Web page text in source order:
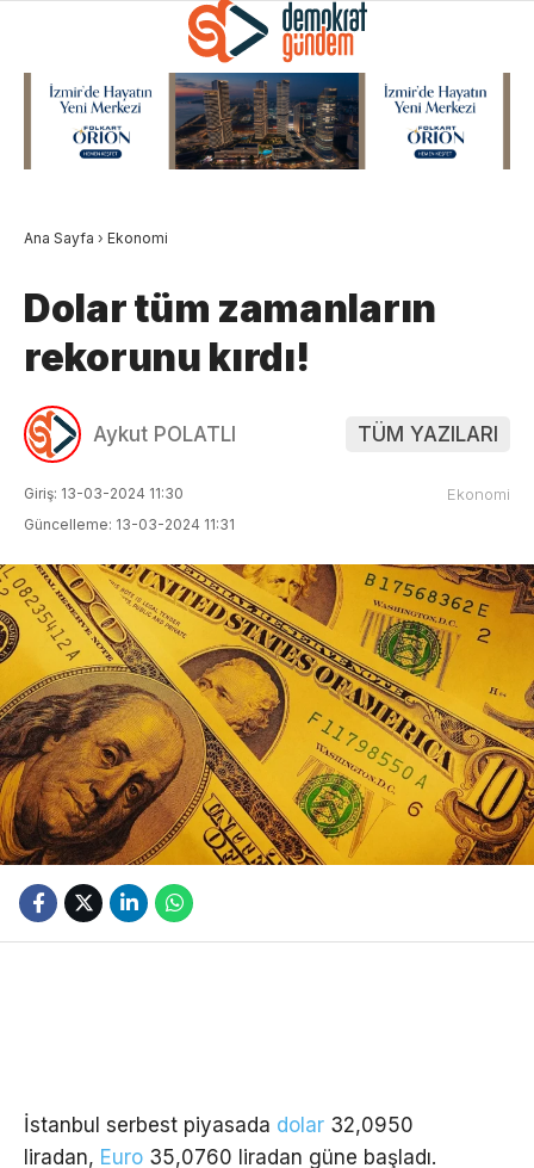
Ana Sayfa › Ekonomi
Dolar tüm zamanların
rekorunu kırdı!
Aykut POLATLI TÜM YAZILARI
Giriş: 13-03-2024 11:30
Güncelleme: 13-03-2024 11:31
Ekonomi
İstanbul serbest piyasada dolar 32,0950
liradan, Euro 35,0760 liradan güne başladı.